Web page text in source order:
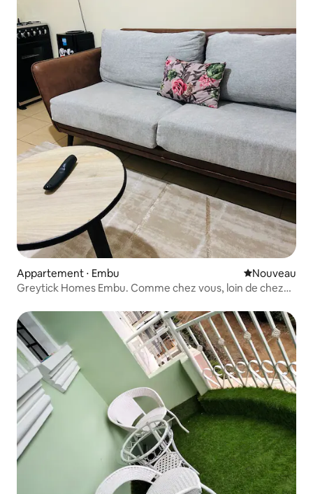
Appartement ⋅ Embu Nouvel
Nouveau
Greytick Homes Embu. Comme chez vous, loin de chez